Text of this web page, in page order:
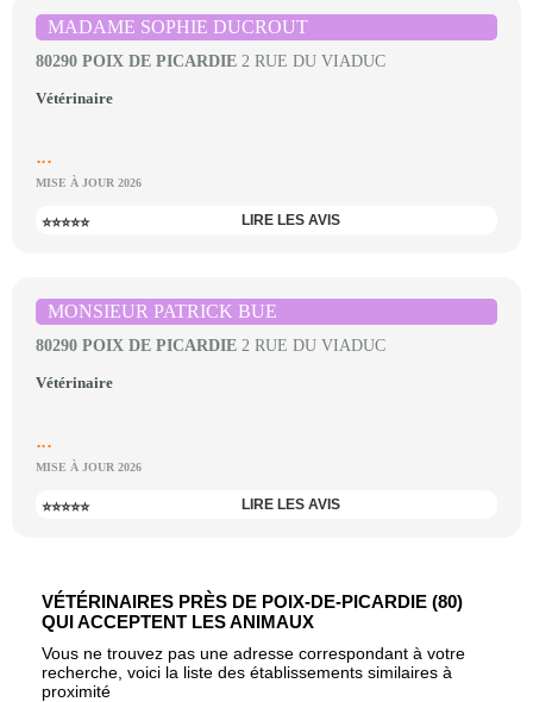
MADAME SOPHIE DUCROUT
80290 POIX DE PICARDIE 2 RUE DU VIADUC
Vétérinaire
...
MISE À JOUR 2026
⭐⭐⭐⭐⭐ LIRE LES AVIS
MONSIEUR PATRICK BUE
80290 POIX DE PICARDIE 2 RUE DU VIADUC
Vétérinaire
...
MISE À JOUR 2026
⭐⭐⭐⭐⭐ LIRE LES AVIS
VÉTÉRINAIRES PRÈS DE POIX-DE-PICARDIE (80)
QUI ACCEPTENT LES ANIMAUX
Vous ne trouvez pas une adresse correspondant à votre
recherche, voici la liste des établissements similaires à
proximité